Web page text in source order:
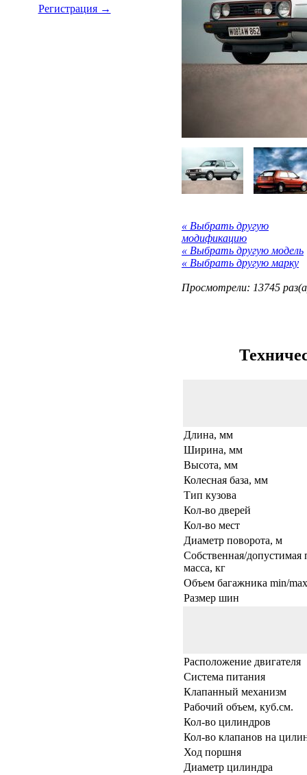
Регистрация →
« Выбрать другую
модификацию
« Выбрать другую модель
« Выбрать другую марку
Просмотрели: 13745
Длина, мм
Ширина, мм
Высота, мм
Колесная база, мм
Тип кузова
Кол-во дверей
Кол-во мест
Диаметр поворота, м
Собственная/допустимая
масса, кг
Объем багажника min/
Размер шин
Расположение двигателя
Система питания
Клапанный механизм
Рабочий объем, куб.см.
Кол-во цилиндров
Кол-во клапанов на
Ход поршня
Диаметр цилиндра